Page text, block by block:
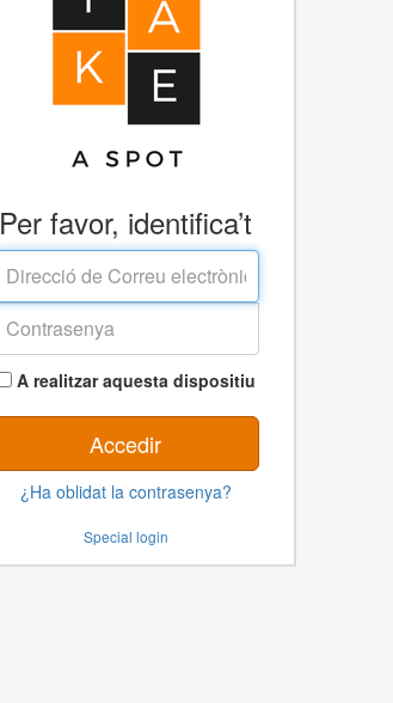
Per favor, identifica’t
de
Correu
Contrasenya
A realitzar aquesta dispositiu
Accedir
¿Ha oblidat la contrasenya?
Special login